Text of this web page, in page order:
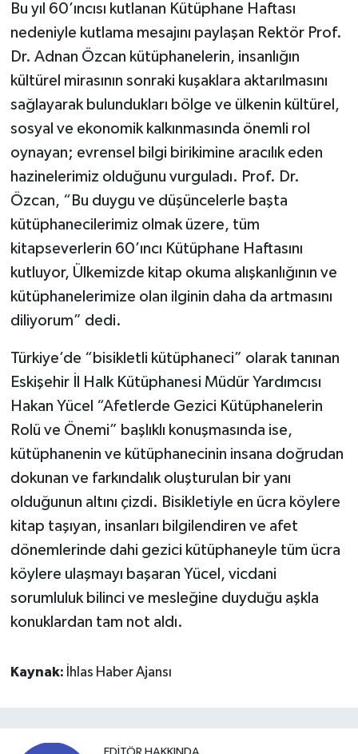
Bu yıl 60’ıncısı kutlanan Kütüphane Haftası
nedeniyle kutlama mesajını paylaşan Rektör Prof.
Dr. Adnan Özcan kütüphanelerin, insanlığın
kültürel mirasının sonraki kuşaklara aktarılmasını
sağlayarak bulundukları bölge ve ülkenin kültürel,
sosyal ve ekonomik kalkınmasında önemli rol
oynayan; evrensel bilgi birikimine aracılık eden
hazinelerimiz olduğunu vurguladı. Prof. Dr.
Özcan, “Bu duygu ve düşüncelerle başta
kütüphanecilerimiz olmak üzere, tüm
kitapseverlerin 60’ıncı Kütüphane Haftasını
kutluyor, Ülkemizde kitap okuma alışkanlığının ve
kütüphanelerimize olan ilginin daha da artmasını
diliyorum” dedi.
Türkiye’de “bisikletli kütüphaneci” olarak tanınan
Eskişehir İl Halk Kütüphanesi Müdür Yardımcısı
Hakan Yücel “Afetlerde Gezici Kütüphanelerin
Rolü ve Önemi” başlıklı konuşmasında ise,
kütüphanenin ve kütüphanecinin insana doğrudan
dokunan ve farkındalık oluşturulan bir yanı
olduğunun altını çizdi. Bisikletiyle en ücra köylere
kitap taşıyan, insanları bilgilendiren ve afet
dönemlerinde dahi gezici kütüphaneyle tüm ücra
köylere ulaşmayı başaran Yücel, vicdani
sorumluluk bilinci ve mesleğine duyduğu aşkla
konuklardan tam not aldı.
Kaynak: İhlas Haber Ajansı